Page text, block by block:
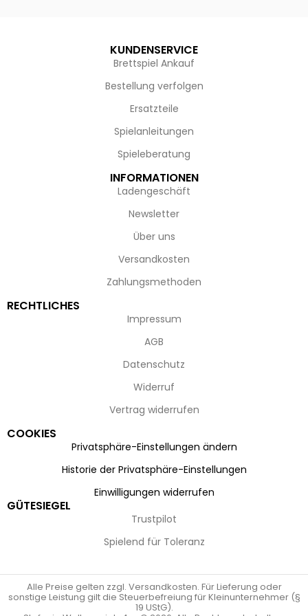
KUNDENSERVICE
Brettspiel Ankauf
Bestellung verfolgen
Ersatzteile
Spielanleitungen
Spieleberatung
INFORMATIONEN
Ladengeschäft
Newsletter
Über uns
Versandkosten
Zahlungsmethoden
RECHTLICHES
Impressum
AGB
Datenschutz
Widerruf
Vertrag widerrufen
COOKIES
Privatsphäre-Einstellungen ändern
Historie der Privatsphäre-Einstellungen
Einwilligungen widerrufen
GÜTESIEGEL
Trustpilot
Spielend für Toleranz
Alle Preise gelten zzgl. Versandkosten. Für Lieferung oder
sonstige Leistung gilt die Steuerbefreiung für Kleinunternehmer (§
19 UStG).